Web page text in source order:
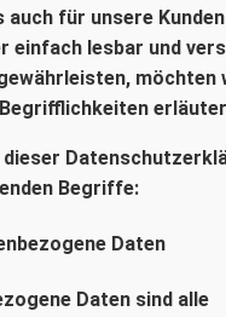
für unsere
einfach lesbar und
möchten
dieser
Begriffe:
Daten
Daten sind alle